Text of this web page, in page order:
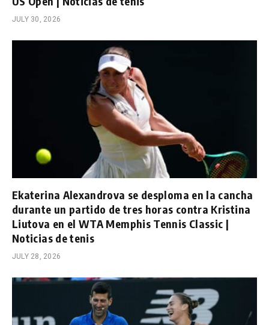
JULY 30, 2026
Ekaterina Alexandrova se desploma en la cancha
durante un partido de tres horas contra Kristina
Liutova en el WTA Memphis Tennis Classic |
Noticias de tenis
JULY 28, 2026